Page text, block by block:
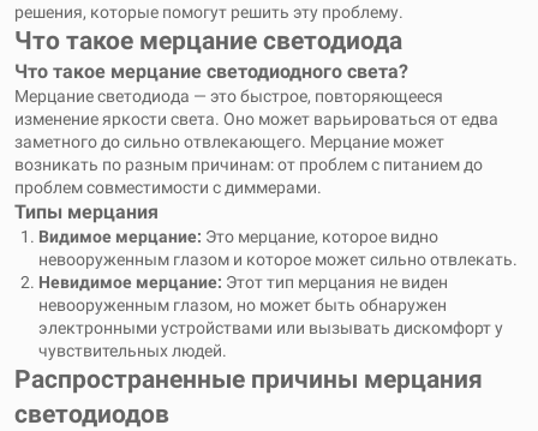
решения, которые помогут решить эту проблему.
Что такое мерцание светодиода
Что такое мерцание светодиодного света?
Мерцание светодиода — это быстрое, повторяющееся
изменение яркости света. Оно может варьироваться от едва
заметного до сильно отвлекающего. Мерцание может
возникать по разным причинам: от проблем с питанием до
проблем совместимости с диммерами.
Типы мерцания
Видимое мерцание: Это мерцание, которое видно
невооруженным глазом и которое может сильно отвлекать.
Невидимое мерцание: Этот тип мерцания не виден
невооруженным глазом, но может быть обнаружен
электронными устройствами или вызывать дискомфорт у
чувствительных людей.
Распространенные причины мерцания
светодиодов